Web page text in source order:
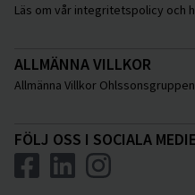
Läs om vår integritetspolicy och
ALLMÄNNA VILLKOR
Allmänna Villkor Ohlssonsgruppen
FÖLJ OSS I SOCIALA